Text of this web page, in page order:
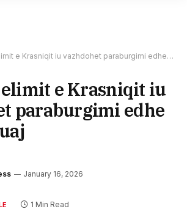
e Krasniqit iu vazhdohet paraburgimi edhe për dy muaj
e Krasniqit iu
paraburgimi edhe
January 16, 2026
1 Min Read